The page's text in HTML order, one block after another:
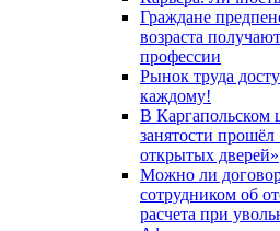
Граждане
возраста
профессии
Рынок труда
каждому!
В Каргапольском
занятости
открытых дверей»
Можно ли
сотрудником об
расчета при